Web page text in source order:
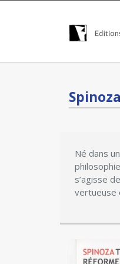
Spinoza
Né dans
s’agisse
vertueuse